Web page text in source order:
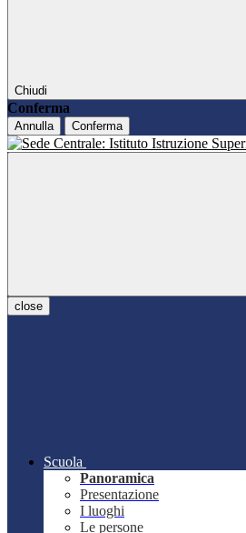
Chiudi
Conferma
Annulla Conferma
close
Scuola
Panoramica
Presentazione
I luoghi
Le persone